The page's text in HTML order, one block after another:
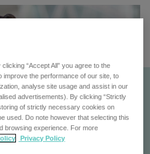
“Accept All” you agree to the
the performance of our site, to
analyse site usage and assist in our
advertisements). By clicking “Strictly
of strictly necessary cookies on
used. Do note however that selecting this
browsing experience. For more
Privacy Policy